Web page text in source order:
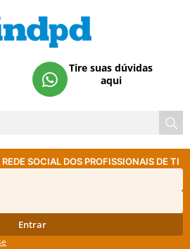
Tire suas dúvidas
aqui
REDE SOCIAL DOS PROFISSIONAIS DE TI
Entrar